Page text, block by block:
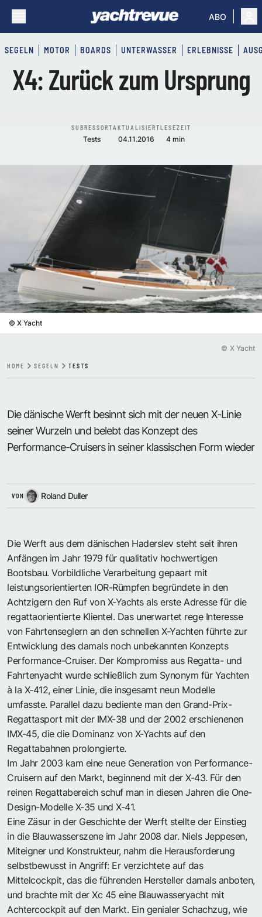
ABO
SEGELN MOTOR BOARDS UNTERWASSER ERLEBNISSE
X4: Zurück zum Ursprung
SUBRESSORT
Tests
AKTUALISIERT
04.11.2016
LESEZEIT
4 min
© X Yacht
© X Yacht
HOME SEGELN TESTS
Die dänische Werft besinnt sich mit der neuen X-Linie
seiner Wurzeln und belebt das Konzept des
Performance-Cruisers in seiner klassischen Form wieder
VON Roland Duller
Die Werft aus dem dänischen Haderslev steht seit ihren
Anfängen im Jahr 1979 für qualitativ hochwertigen
Bootsbau. Vorbildliche Verarbeitung gepaart mit
leistungsorientierten IOR-Rümpfen begründete in den
Achtzigern den Ruf von X-Yachts als erste Adresse für die
regattaorientierte Klientel. Das unerwartet rege Interesse
von Fahrtenseglern an den schnellen X-Yachten führte zur
Entwicklung des damals noch unbekannten Konzepts
Performance-Cruiser. Der Kompromiss aus Regatta- und
Fahrtenyacht wurde schließlich zum Synonym für Yachten
à la X-412, einer Linie, die insgesamt neun Modelle
umfasste. Parallel dazu bediente man den Grand-Prix-
Regattasport mit der IMX-38 und der 2002 erschienenen
IMX-45, die die Dominanz von X-Yachts auf den
Regattabahnen prolongierte.
Im Jahr 2003 kam eine neue Generation von Performance-
Cruisern auf den Markt, beginnend mit der X-43. Für den
reinen Regattabereich schuf man in diesen Jahren die One-
Design-Modelle X-35 und X-41.
Eine Zäsur in der Geschichte der Werft stellte der Einstieg
in die Blauwasserszene im Jahr 2008 dar. Niels Jeppesen,
Miteigner und Konstrukteur, nahm die Herausforderung
selbstbewusst in Angriff: Er verzichtete auf das
Mittelcockpit, das die führenden Hersteller damals anboten,
und brachte mit der Xc 45 eine Blauwasseryacht mit
Achtercockpit auf den Markt. Ein genialer Schachzug, wie